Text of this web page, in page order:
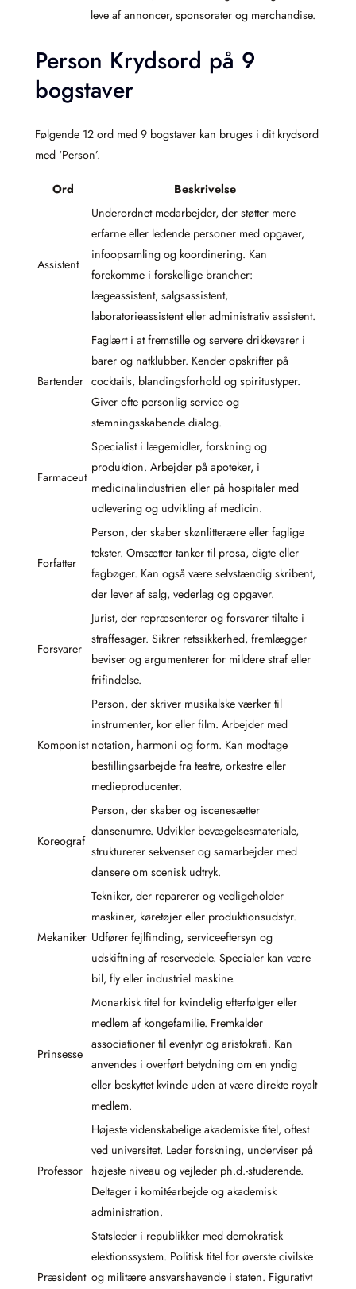
leve af annoncer, sponsorater og merchandise.
Person Krydsord på 9
bogstaver
Følgende 12 ord med 9 bogstaver kan bruges i dit krydsord
med ‘Person’.
Ord Beskrivelse
Assistent
Underordnet medarbejder, der støtter mere
erfarne eller ledende personer med opgaver,
infoopsamling og koordinering. Kan
forekomme i forskellige brancher:
lægeassistent, salgsassistent,
laboratorieassistent eller administrativ assistent.
Bartender
Faglært i at fremstille og servere drikkevarer i
barer og natklubber. Kender opskrifter på
cocktails, blandingsforhold og spiritustyper.
Giver ofte personlig service og
stemningsskabende dialog.
Farmaceut
Specialist i lægemidler, forskning og
produktion. Arbejder på apoteker, i
medicinalindustrien eller på hospitaler med
udlevering og udvikling af medicin.
Forfatter
Person, der skaber skønlitterære eller faglige
tekster. Omsætter tanker til prosa, digte eller
fagbøger. Kan også være selvstændig skribent,
der lever af salg, vederlag og opgaver.
Forsvarer
Jurist, der repræsenterer og forsvarer tiltalte i
straffesager. Sikrer retssikkerhed, fremlægger
beviser og argumenterer for mildere straf eller
frifindelse.
Komponist
Person, der skriver musikalske værker til
instrumenter, kor eller film. Arbejder med
notation, harmoni og form. Kan modtage
bestillingsarbejde fra teatre, orkestre eller
medieproducenter.
Koreograf
Person, der skaber og iscenesætter
dansenumre. Udvikler bevægelsesmateriale,
strukturerer sekvenser og samarbejder med
dansere om scenisk udtryk.
Mekaniker
Tekniker, der reparerer og vedligeholder
maskiner, køretøjer eller produktionsudstyr.
Udfører fejlfinding, serviceeftersyn og
udskiftning af reservedele. Specialer kan være
bil, fly eller industriel maskine.
Prinsesse
Monarkisk titel for kvindelig efterfølger eller
medlem af kongefamilie. Fremkalder
associationer til eventyr og aristokrati. Kan
anvendes i overført betydning om en yndig
eller beskyttet kvinde uden at være direkte royalt
medlem.
Professor
Højeste videnskabelige akademiske titel, oftest
ved universitet. Leder forskning, underviser på
højeste niveau og vejleder ph.d.-studerende.
Deltager i komitéarbejde og akademisk
administration.
Præsident
Statsleder i republikker med demokratisk
elektionssystem. Politisk titel for øverste civilske
og militære ansvarshavende i staten. Figurativt